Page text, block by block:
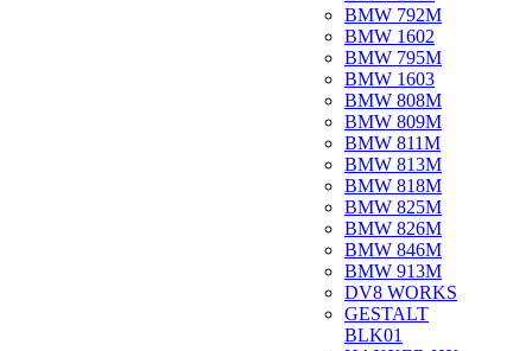
BMW 792M
BMW 1602
BMW 795M
BMW 1603
BMW 808M
BMW 809M
BMW 811M
BMW 813M
BMW 818M
BMW 825M
BMW 826M
BMW 846M
BMW 913M
DV8 WORKS
GESTALT
BLK01